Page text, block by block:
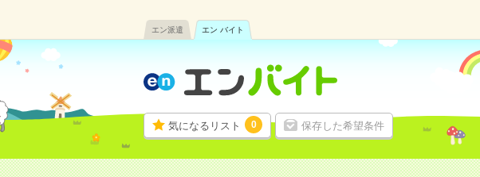
エン派遣 エン バイト
気になるリスト 0 保存した希望条件